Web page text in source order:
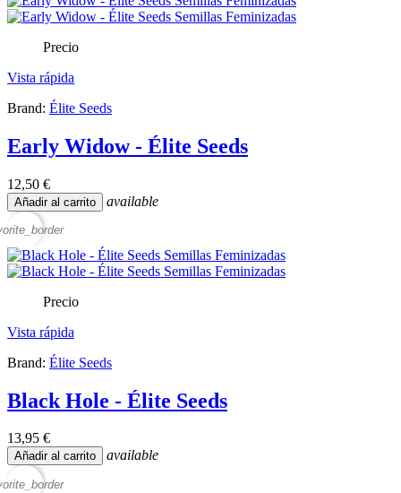
Precio
Vista rápida
Brand: Élite Seeds
Early Widow - Élite Seeds
12,50 €
Añadir al carrito available
Precio
Vista rápida
Brand: Élite Seeds
Black Hole - Élite Seeds
13,95 €
Añadir al carrito available